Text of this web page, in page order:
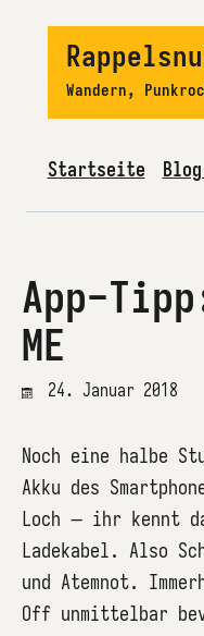
Wandern,
Startseite
App-
ME
24. Januar 2018
Noch eine halbe
Akku des
Loch – ihr kennt
Ladekabel. Also
und Atemnot.
Off unmittelbar